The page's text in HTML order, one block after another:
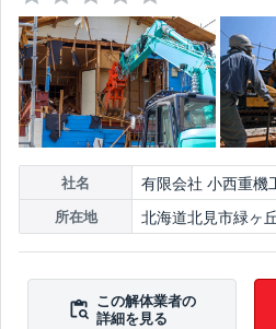
社名 有限会社 小西重機
所在地 北海道北見市緑ヶ
この解体業者の
詳細を見る